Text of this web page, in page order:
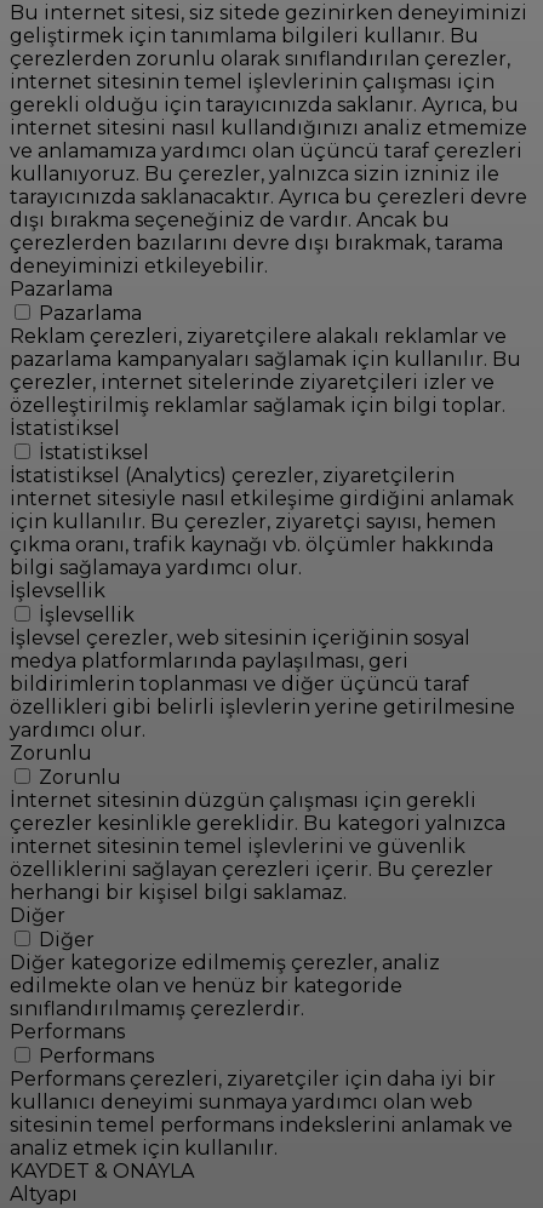
Bu internet sitesi, siz sitede gezinirken deneyiminizi
geliştirmek için tanımlama bilgileri kullanır. Bu
çerezlerden zorunlu olarak sınıflandırılan çerezler,
internet sitesinin temel işlevlerinin çalışması için
gerekli olduğu için tarayıcınızda saklanır. Ayrıca, bu
internet sitesini nasıl kullandığınızı analiz etmemize
ve anlamamıza yardımcı olan üçüncü taraf çerezleri
kullanıyoruz. Bu çerezler, yalnızca sizin izniniz ile
tarayıcınızda saklanacaktır. Ayrıca bu çerezleri devre
dışı bırakma seçeneğiniz de vardır. Ancak bu
çerezlerden bazılarını devre dışı bırakmak, tarama
deneyiminizi etkileyebilir.
Pazarlama
Pazarlama
Reklam çerezleri, ziyaretçilere alakalı reklamlar ve
pazarlama kampanyaları sağlamak için kullanılır. Bu
çerezler, internet sitelerinde ziyaretçileri izler ve
özelleştirilmiş reklamlar sağlamak için bilgi toplar.
İstatistiksel
İstatistiksel
İstatistiksel (Analytics) çerezler, ziyaretçilerin
internet sitesiyle nasıl etkileşime girdiğini anlamak
için kullanılır. Bu çerezler, ziyaretçi sayısı, hemen
çıkma oranı, trafik kaynağı vb. ölçümler hakkında
bilgi sağlamaya yardımcı olur.
İşlevsellik
İşlevsellik
İşlevsel çerezler, web sitesinin içeriğinin sosyal
medya platformlarında paylaşılması, geri
bildirimlerin toplanması ve diğer üçüncü taraf
özellikleri gibi belirli işlevlerin yerine getirilmesine
yardımcı olur.
Zorunlu
Zorunlu
İnternet sitesinin düzgün çalışması için gerekli
çerezler kesinlikle gereklidir. Bu kategori yalnızca
internet sitesinin temel işlevlerini ve güvenlik
özelliklerini sağlayan çerezleri içerir. Bu çerezler
herhangi bir kişisel bilgi saklamaz.
Diğer
Diğer
Diğer kategorize edilmemiş çerezler, analiz
edilmekte olan ve henüz bir kategoride
sınıflandırılmamış çerezlerdir.
Performans
Performans
Performans çerezleri, ziyaretçiler için daha iyi bir
kullanıcı deneyimi sunmaya yardımcı olan web
sitesinin temel performans indekslerini anlamak ve
analiz etmek için kullanılır.
KAYDET & ONAYLA
Altyapı